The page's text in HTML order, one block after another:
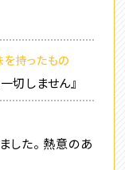
を持ったもの
切しません』
した。 熱意のあ